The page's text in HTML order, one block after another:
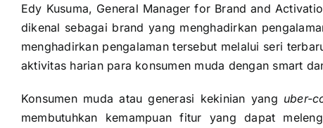
Edy Kusuma, General Manager for Brand and
dikenal sebagai brand yang menghadirkan
menghadirkan pengalaman tersebut melalui seri
aktivitas harian para konsumen muda dengan smart
Konsumen muda atau generasi kekinian yang uber-
membutuhkan kemampuan fitur yang dapat